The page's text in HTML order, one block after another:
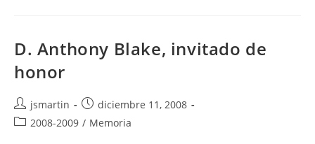
D. Anthony Blake, invitado de
honor
Autor
de
jsmartin
Publicación
de
diciembre 11, 2008
Categoría
2008-2009 / Memoria